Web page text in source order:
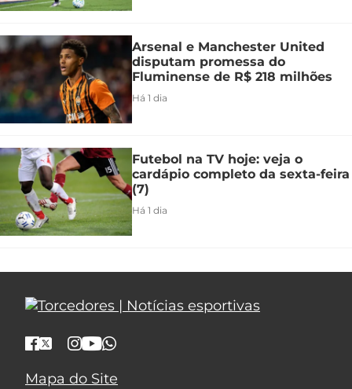
Arsenal e Manchester United
disputam promessa do
Fluminense de R$ 218 milhões
Há 1 dia
Futebol na TV hoje: veja o
cardápio completo da sexta-feira
(7)
Há 1 dia
Mapa do Site